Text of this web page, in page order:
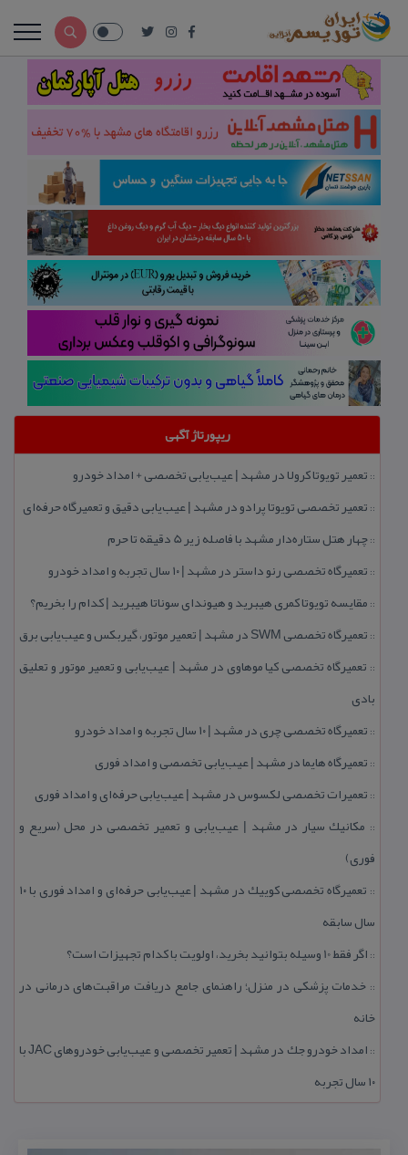
ریپورتاژ آگهی
:: تعمیر تویوتا كرولا در مشهد | عیب‌یابی تخصصی + امداد خودرو
:: تعمیر تخصصی تویوتا پرادو در مشهد | عیب‌یابی دقیق و تعمیرگاه حرفه‌ای
::چهار هتل‌ ستاره‌دار مشهد با فاصله زیر 5 دقیقه تا حرم
:: تعمیرگاه تخصصی رنو داستر در مشهد | ۱۰ سال تجربه و امداد خودرو
:: مقایسه تویوتا كمری هیبرید و هیوندای سوناتا هیبرید | كدام را بخریم؟
:: تعمیرگاه تخصصی SWM در مشهد | تعمیر موتور، گیربكس و عیب‌یابی برق
:: تعمیرگاه تخصصی كیا موهاوی در مشهد | عیب‌یابی و تعمیر موتور و تعلیق
بادی
:: تعمیرگاه تخصصی چری در مشهد | ۱۰ سال تجربه و امداد خودرو
:: تعمیرگاه هایما در مشهد | عیب‌یابی تخصصی و امداد فوری
:: تعمیرات تخصصی لكسوس در مشهد | عیب‌یابی حرفه‌ای و امداد فوری
:: مكانیك سیار در مشهد | عیب‌یابی و تعمیر تخصصی در محل (سریع و
فوری)
::
تعمیرگاه تخصصی كوییك در مشهد | عیب‌یابی حرفه‌ای و امداد فوری با ۱۰
سال سابقه
:: اگر فقط 10 وسیله بتوانید بخرید، اولویت با كدام تجهیزات است؟
:: خدمات پزشكی در منزل؛ راهنمای جامع دریافت مراقبت‌های درمانی در
خانه
::
امداد خودرو جك در مشهد | تعمیر تخصصی و عیب‌یابی خودروهای JAC با
۱۰ سال تجربه